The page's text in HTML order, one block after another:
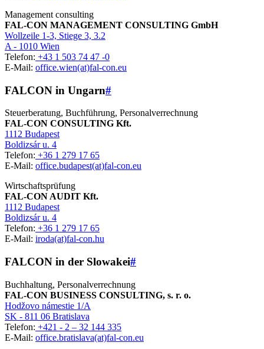
Management consulting
FAL-CON MANAGEMENT CONSULTING GmbH
Wollzeile 1-3, Stiege 3, 3.2
A - 1010 Wien
Telefon: +43 1 503 74 47 -0
E-Mail: office.wien(at)fal-con.eu
FALCON in Ungarn#
Steuerberatung, Buchführung, Personalverrechnung
FAL-CON CONSULTING Kft.
1112 Budapest
Boldizsár u. 4
Telefon: +36 1 279 17 65
E-Mail: office.budapest(at)fal-con.eu
Wirtschaftsprüfung
FAL-CON AUDIT Kft.
1112 Budapest
Boldizsár u. 4
Telefon: +36 1 279 17 65
E-Mail: iroda(at)fal-con.hu
FALCON in der Slowakei#
Buchhaltung, Personalverrechnung
FAL-CON BUSINESS CONSULTING, s. r. o.
Hodžovo námestie 1/A
SK - 811 06 Bratislava
Telefon: +421 - 2 – 32 144 335
E-Mail: office.bratislava(at)fal-con.eu